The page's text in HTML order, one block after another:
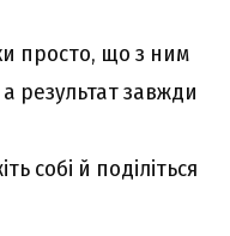
просто, що з ним
результат завжди
собі й поділіться